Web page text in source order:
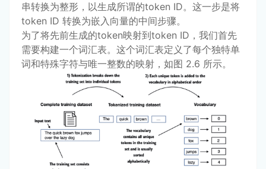
串转换为整形，以生成所谓的token ID。这一步是将
token ID 转换为嵌入向量的中间步骤。
为了将先前生成的token映射到token ID，我们首先
需要构建一个词汇表。这个词汇表定义了每个独特单
词和特殊字符与唯一整数的映射，如图 2.6 所示。